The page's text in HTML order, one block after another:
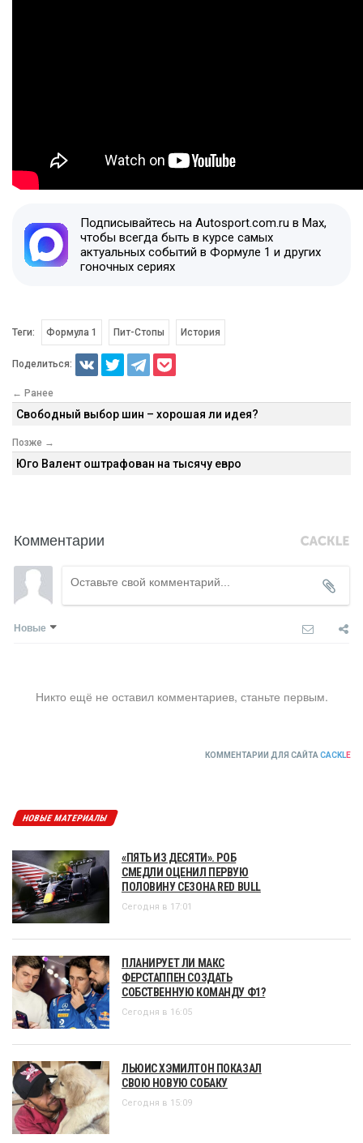
Подписывайтесь на Autosport.com.ru в Max,
чтобы всегда быть в курсе самых
актуальных событий в Формуле 1 и других
гоночных сериях
Теги: Формула 1 Пит-Стопы История
Поделиться:
← Ранее
Свободный выбор шин – хорошая ли идея?
Позже →
Юго Валент оштрафован на тысячу евро
Комментарии
Новые
Никто ещё не оставил комментариев, станьте первым.
КОММЕНТАРИИ ДЛЯ САЙТА CACKLE
НОВЫЕ МАТЕРИАЛЫ
«ПЯТЬ ИЗ ДЕСЯТИ». РОБ
СМЕДЛИ ОЦЕНИЛ ПЕРВУЮ
ПОЛОВИНУ СЕЗОНА RED BULL
Сегодня в 17:01
ПЛАНИРУЕТ ЛИ МАКС
ФЕРСТАППЕН СОЗДАТЬ
СОБСТВЕННУЮ КОМАНДУ Ф1?
Сегодня в 16:05
ЛЬЮИС ХЭМИЛТОН ПОКАЗАЛ
СВОЮ НОВУЮ СОБАКУ
Сегодня в 15:09